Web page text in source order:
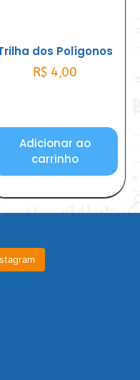
dos Polígonos
R$ 4,00
Adicionar ao
carrinho